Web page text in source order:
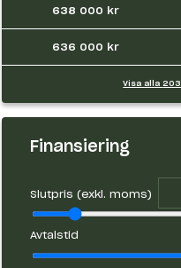
638 000 kr
636 000 kr
Visa alla203
Finansiering
Slutpris (exkl. moms)
Avtalstid